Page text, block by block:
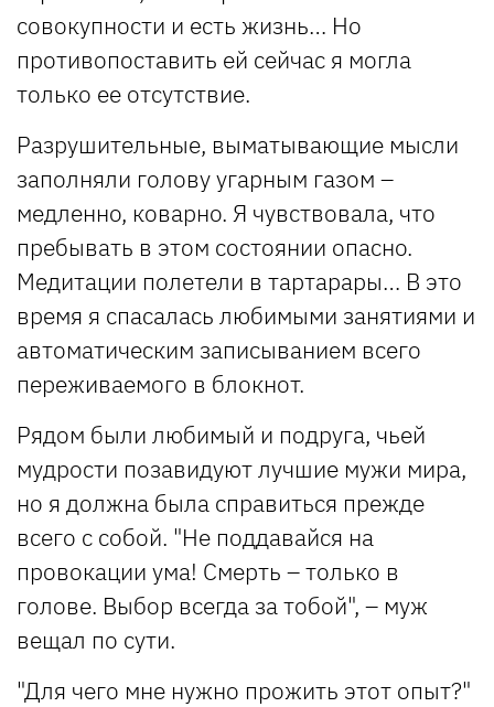
совокупности и есть жизнь… Но
противопоставить ей сейчас я могла
только ее отсутствие.
Разрушительные, выматывающие мысли
заполняли голову угарным газом –
медленно, коварно. Я чувствовала, что
пребывать в этом состоянии опасно.
Медитации полетели в тартарары… В это
время я спасалась любимыми занятиями и
автоматическим записыванием всего
переживаемого в блокнот.
Рядом были любимый и подруга, чьей
мудрости позавидуют лучшие мужи мира,
но я должна была справиться прежде
всего с собой. "Не поддавайся на
провокации ума! Смерть – только в
голове. Выбор всегда за тобой", – муж
вещал по сути.
"Для чего мне нужно прожить этот опыт?"